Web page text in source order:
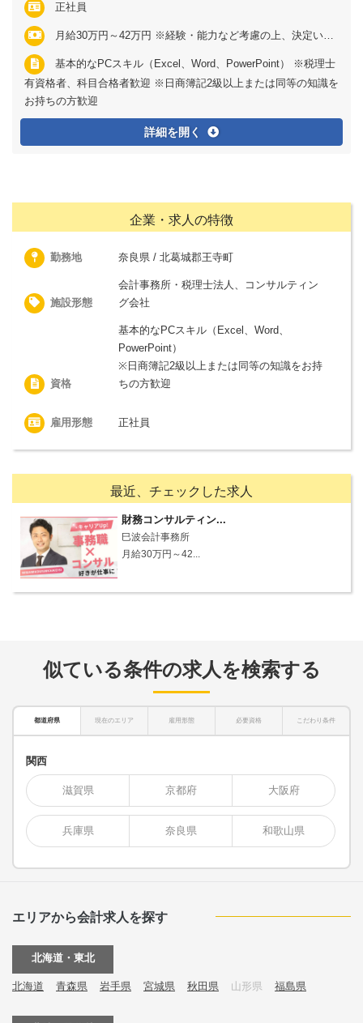
正社員
月給30万円～42万円 ※経験・能力など考慮の上、決定いたします ※残業代は全額支給
基本的なPCスキル（Excel、Word、PowerPoint） ※税理士
有資格者、科目合格者歓迎 ※日商簿記2級以上または同等の知識を
お持ちの方歓迎
詳細を開く
企業・求人の特徴
勤務地 奈良県 / 北葛城郡王寺町
施設形態
会計事務所・税理士法人、コンサルティン
グ会社
資格
基本的なPCスキル（Excel、Word、
PowerPoint）
※日商簿記2級以上または同等の知識をお持
ちの方歓迎
雇用形態 正社員
最近、チェックした求人
財務コンサルティン...
巳波会計事務所
月給30万円～42...
似ている条件の求人を検索する
都道府県 現在のエリア 雇用形態 必要資格 こだわり条件
関西
滋賀県 京都府 大阪府
兵庫県 奈良県 和歌山県
エリアから会計求人を探す
北海道・東北
北海道 青森県 岩手県 宮城県 秋田県 山形県 福島県